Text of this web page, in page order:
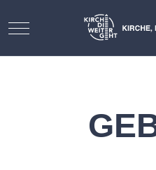
Mobile Menu Toggle